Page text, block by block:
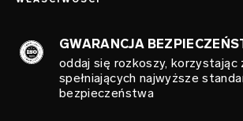
GWARANCJA
oddaj się rozkoszy, korzystając
spełniających najwyższe
bezpieczeństwa